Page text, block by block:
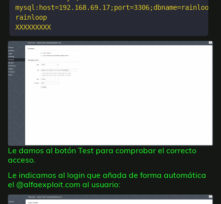
mysql:host=192.168.69.17;port=3306;dbname=rainloop
rainloop
Le damos al botón Test para comprobar el correcto
acceso.
Le indicamos al login que añada de forma automática
el @alfaexploit.com al usuario: